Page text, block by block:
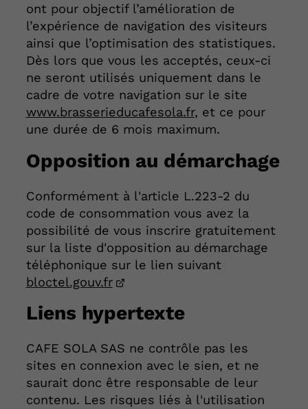
ont pour objectif l’amélioration de
l’expérience de navigation des visiteurs
ainsi que l’optimisation des statistiques.
Dès lors que vous les acceptés, ceux-ci
ne seront utilisés uniquement dans le
cadre de votre navigation sur le site
www.brasserieducafesola.fr, et ce pour
une durée de 6 mois maximum.
Opposition au démarchage
Conformément à l'article L.223-2 du
code de consommation vous avez la
possibilité de vous inscrire gratuitement
sur la liste d'opposition au démarchage
téléphonique sur le lien suivant
bloctel.gouv.fr
Liens hypertexte
CAFE SOLA SAS ne contrôle pas les
sites en connexion avec le sien, et ne
saurait donc être responsable de leur
contenu. Les risques liés à l'utilisation